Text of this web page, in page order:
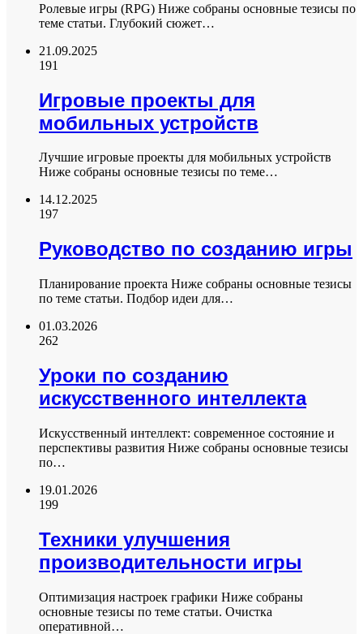
Ролевые игры (RPG) Ниже собраны основные тезисы по
теме статьи. Глубокий сюжет…
21.09.2025
191
Игровые проекты для
мобильных устройств
Лучшие игровые проекты для мобильных устройств
Ниже собраны основные тезисы по теме…
14.12.2025
197
Руководство по созданию игры
Планирование проекта Ниже собраны основные тезисы
по теме статьи. Подбор идеи для…
01.03.2026
262
Уроки по созданию
искусственного интеллекта
Искусственный интеллект: современное состояние и
перспективы развития Ниже собраны основные тезисы
по…
19.01.2026
199
Техники улучшения
производительности игры
Оптимизация настроек графики Ниже собраны
основные тезисы по теме статьи. Очистка
оперативной…